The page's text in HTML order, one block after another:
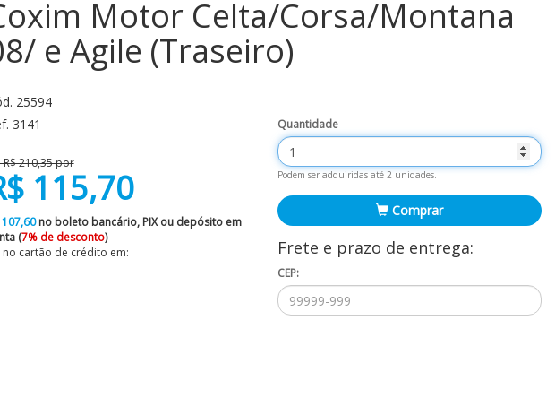
Motor Celta/Corsa/Montana
e Agile (Traseiro)
25594
3141
R$ 210,35 por
115,70
107,60no boleto bancário, PIX ou depósito em
(7% de desconto)
no cartão de crédito em:
Quantidade
Podem ser adquiridas até 2 unidades.
Comprar
Frete e prazo de entrega:
CEP: